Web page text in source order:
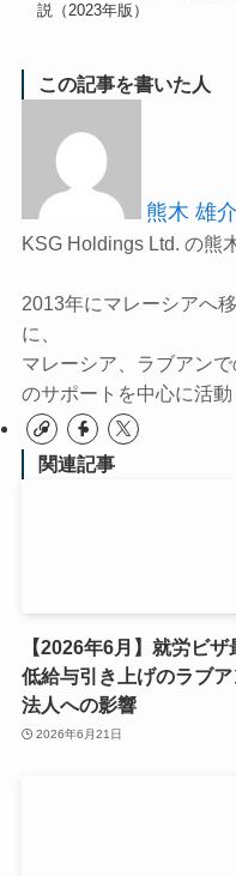
説（2023年版）
この記事を書いた人
熊木 雄介
KSG Holdings Ltd. の熊
2013年にマレーシアへ
に、
マレーシア、ラブアン
のサポートを中心に活動
関連記事
【2026年6月】就労ビザ
低給与引き上げのラブア
法人への影響
2026年6月21日